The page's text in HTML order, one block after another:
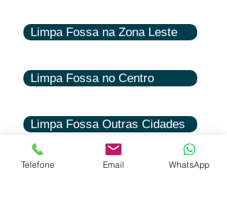
Limpa Fossa na Zona Leste
Limpa Fossa no Centro
Limpa Fossa Outras Cidades
Caça Vazamentos
Telefone Email WhatsApp